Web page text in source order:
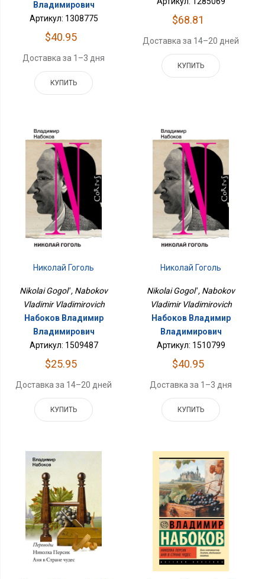
Владимирович
Артикул: 1308775
$40.95
Доставка за 1–3 дня
КУПИТЬ
$68.81
Доставка за 14–20 дней
КУПИТЬ
Николай Гоголь
Nikolai Gogol' , Nabokov
Vladimir Vladimirovich
Набоков Владимир
Владимирович
Артикул: 1509487
$25.95
Доставка за 14–20 дней
КУПИТЬ
Николай Гоголь
Nikolai Gogol' , Nabokov
Vladimir Vladimirovich
Набоков Владимир
Владимирович
Артикул: 1510799
$40.95
Доставка за 1–3 дня
КУПИТЬ